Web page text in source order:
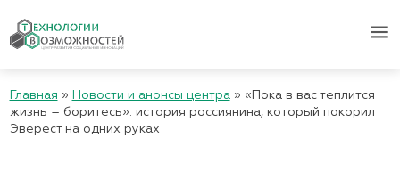
menu
Главная » Новости и анонсы центра» «Пока в вас теплится
жизнь – боритесь»: история россиянина, который покорил
Эверест на одних руках